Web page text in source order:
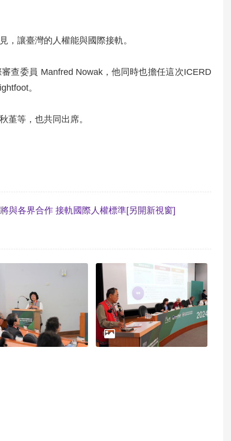
，讓臺灣的人權能與國際接軌。
查委員 Manfred Nowak，他同時也擔任這次ICERD
。
堇等，也共同出席。
與各界合作 接軌國際人權標準[另開新視窗]